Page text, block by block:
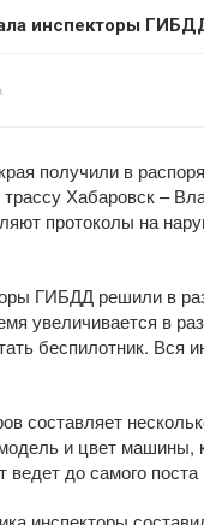
инспекторы
получили в
Хабаровск –
протоколы на
ГИБДД решили в
увеличивается в
беспилотник. Вся
составляет
и цвет машины,
ведет до самого